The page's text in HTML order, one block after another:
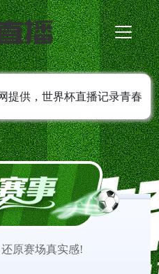
提供，世界杯直播记录青春
场，世界杯直播观看陪伴每
美好回忆。世界杯在线直播
原赛场真实感!